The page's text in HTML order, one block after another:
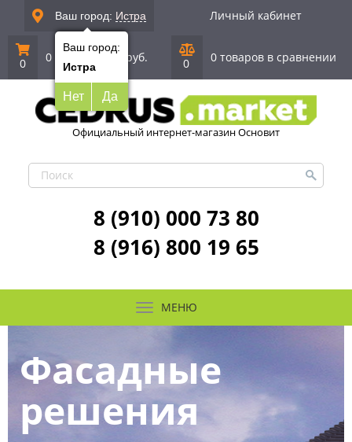
Ваш город: Истра
Ваш город:
Истра
Нет Да
Личный кабинет
0 0 позиций | 0 руб. 0 0 товаров в сравнении
Официальный интернет-магазин Основит
8 (910) 000 73 80
8 (916) 800 19 65
МЕНЮ
Фасадные
решения